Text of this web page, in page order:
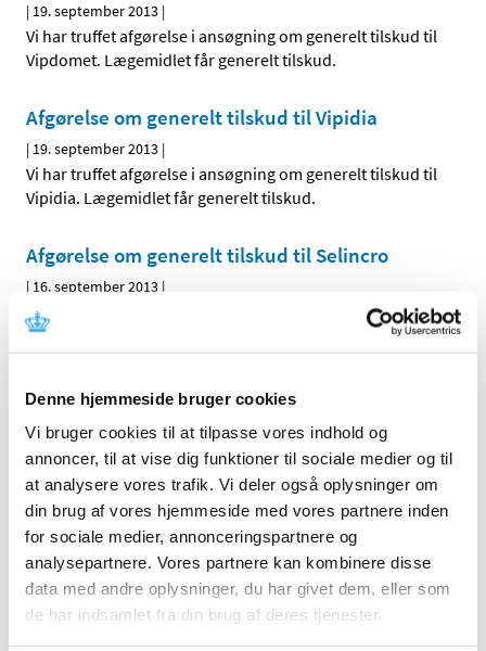
Denne hjemmeside bruger cookies
Vi bruger cookies til at tilpasse vores indhold og
annoncer, til at vise dig funktioner til sociale medier og til
at analysere vores trafik. Vi deler også oplysninger om
din brug af vores hjemmeside med vores partnere inden
for sociale medier, annonceringspartnere og
analysepartnere. Vores partnere kan kombinere disse
data med andre oplysninger, du har givet dem, eller som
de har indsamlet fra din brug af deres tjenester.
| 19. september 2013 |
Vi har truffet afgørelse i ansøgning om generelt tilskud til
Vipdomet. Lægemidlet får generelt tilskud.
Afgørelse om generelt tilskud til Vipidia
| 19. september 2013 |
Vi har truffet afgørelse i ansøgning om generelt tilskud til
Vipidia. Lægemidlet får generelt tilskud.
Afgørelse om generelt tilskud til Selincro
| 16. september 2013 |
Vi har truffet afgørelse i ansøgning om generelt tilskud til
Selincro. Lægemidlet får ikke generelt tilskud.
Alle (2506)
2026 (84)
2025 (158)
2024 (224)
2023 (195)